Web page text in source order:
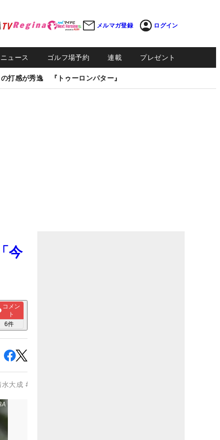
メルマガ登録 ログイン
ュース ゴルフ場予約 連載 プレゼント
打感が秀逸 『トゥーロンパター』
今
コメン
ト
6件
水大成 #